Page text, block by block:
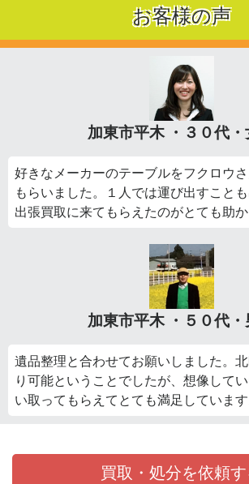
お客様の声
加東市平木 ・３０代
好きなメーカーのテーブルをフクロウ
もらいました。１人では運び出すことも
出張買取に来てもらえたのがとても助か
加東市平木 ・５０代
遺品整理と合わせてお願いしました。
り可能ということでしたが、想像して
い取ってもらえてとても満足しています
買取・処分を依頼す